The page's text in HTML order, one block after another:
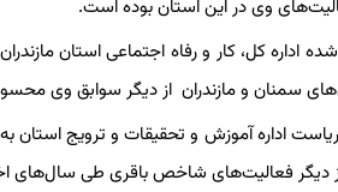
وی در این استان بوده است.
سمنان و مازندران از دیگر سوابق وی
اداره آموزش و تحقیقات و ترویج
فعالیت‌های شاخص باقری طی سال‌های